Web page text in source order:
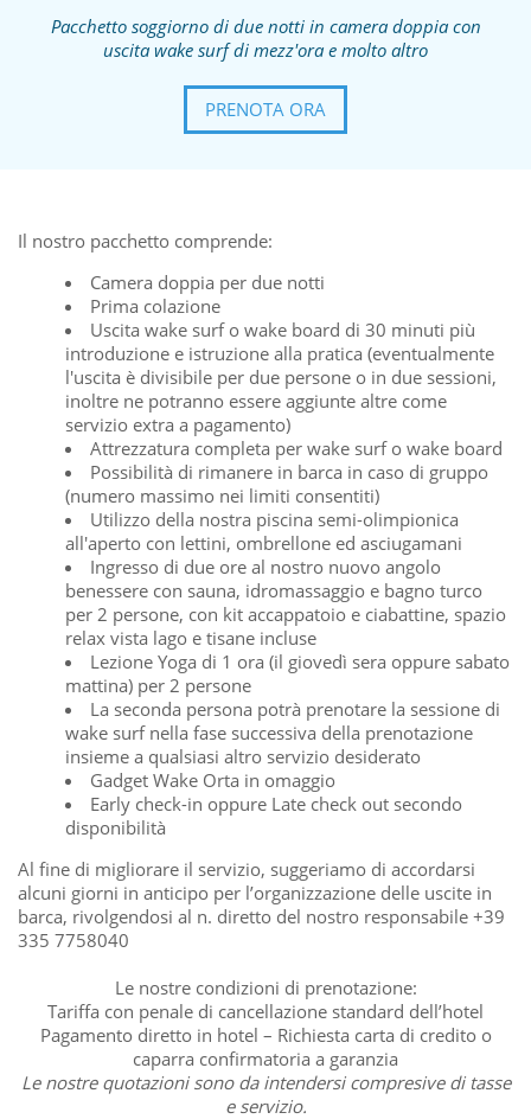
Pacchetto soggiorno di due notti in camera doppia con
uscita wake surf di mezz'ora e molto altro
PRENOTA ORA
Il nostro pacchetto comprende:
Camera doppia per due notti
Prima colazione
Uscita wake surf o wake board di 30 minuti più
introduzione e istruzione alla pratica (eventualmente
l'uscita è divisibile per due persone o in due sessioni,
inoltre ne potranno essere aggiunte altre come
servizio extra a pagamento)
Attrezzatura completa per wake surf o wake board
Possibilità di rimanere in barca in caso di gruppo
(numero massimo nei limiti consentiti)
Utilizzo della nostra piscina semi-olimpionica
all'aperto con lettini, ombrellone ed asciugamani
Ingresso di due ore al nostro nuovo angolo
benessere con sauna, idromassaggio e bagno turco
per 2 persone, con kit accappatoio e ciabattine, spazio
relax vista lago e tisane incluse
Lezione Yoga di 1 ora (il giovedì sera oppure sabato
mattina) per 2 persone
La seconda persona potrà prenotare la sessione di
wake surf nella fase successiva della prenotazione
insieme a qualsiasi altro servizio desiderato
Gadget Wake Orta in omaggio
Early check-in oppure Late check out secondo
disponibilità
Al fine di migliorare il servizio, suggeriamo di accordarsi
alcuni giorni in anticipo per l’organizzazione delle uscite in
barca, rivolgendosi al n. diretto del nostro responsabile +39
335 7758040
Le nostre condizioni di prenotazione:
Tariffa con penale di cancellazione standard dell’hotel
Pagamento diretto in hotel – Richiesta carta di credito o
caparra confirmatoria a garanzia
Le nostre quotazioni sono da intendersi compresive di tasse
e servizio.